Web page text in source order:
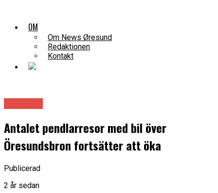
OM
Om News Øresund
Redaktionen
Kontakt
Antalet pendlarresor med bil över
Öresundsbron fortsätter att öka
Publicerad
2 år sedan